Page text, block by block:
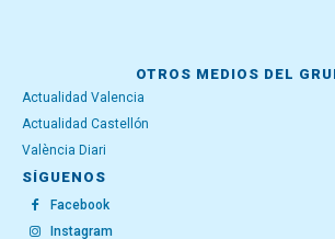
OTROS MEDIOS DEL
Actualidad Valencia
Actualidad Castellón
València Diari
SÍGUENOS
Facebook
Instagram